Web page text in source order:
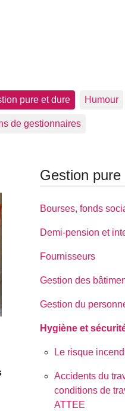
pure et dure Humour
de gestionnaires
Gestion
Bourses, fonds
Demi-pension et
Fournisseurs
Gestion des
Gestion du
Hygiène et
Le risque
Accidents du
conditions de
ATTEE